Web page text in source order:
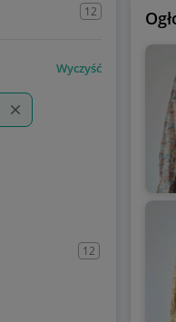
12
Wyczyść
12